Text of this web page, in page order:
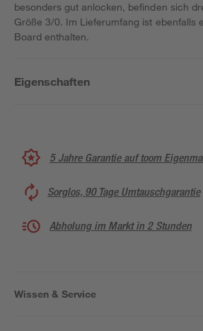
besonders gut anlocken, befinden sich
Größe 3/0. Im Lieferumfang ist ebenfalls
Board enthalten.
Eigenschaften
5 Jahre Garantie auf toom
Sorglos, 90 Tage Umtauschgarantie
Abholung im Markt in 2 Stunden
Wissen & Service